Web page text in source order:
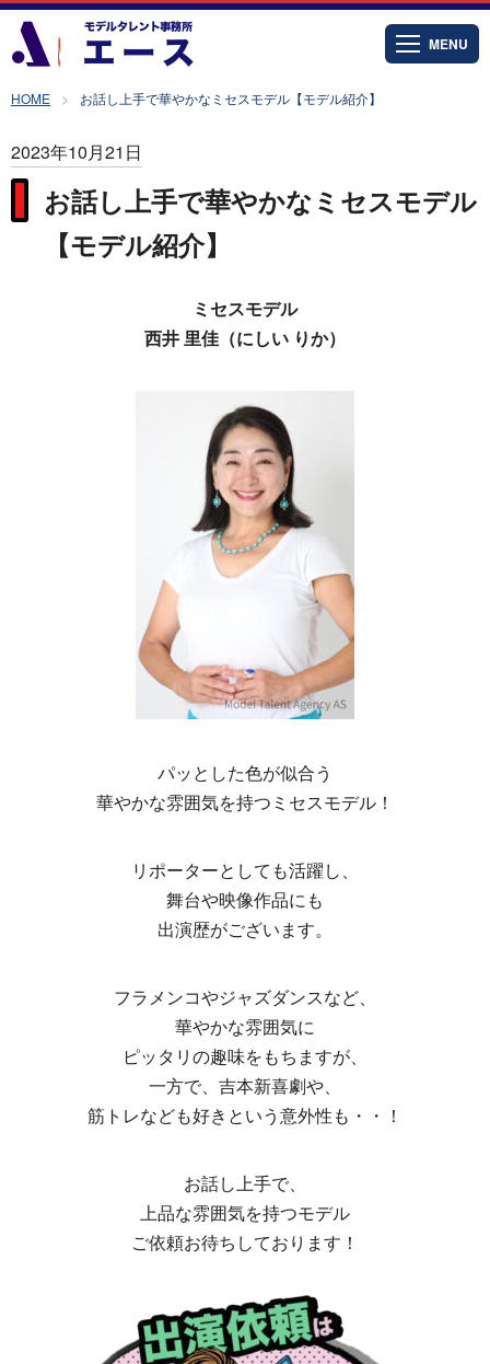
MENU
HOME お話し上手で華やかなミセスモデル【モデル紹介】
2023年10月21日
お話し上手で華やかなミセスモデル
【モデル紹介】
ミセスモデル
西井 里佳（にしい りか）
パッとした色が似合う
華やかな雰囲気を持つミセスモデル！
リポーターとしても活躍し、
舞台や映像作品にも
出演歴がございます。
フラメンコやジャズダンスなど、
華やかな雰囲気に
ピッタリの趣味をもちますが、
一方で、吉本新喜劇や、
筋トレなども好きという意外性も・・！
お話し上手で、
上品な雰囲気を持つモデル
ご依頼お待ちしております！